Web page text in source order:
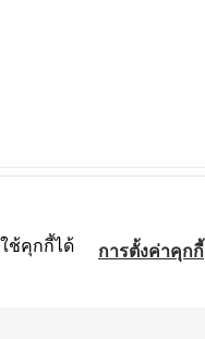
ช้คุกกี้ได้
การตั้งค่าคุกกี้